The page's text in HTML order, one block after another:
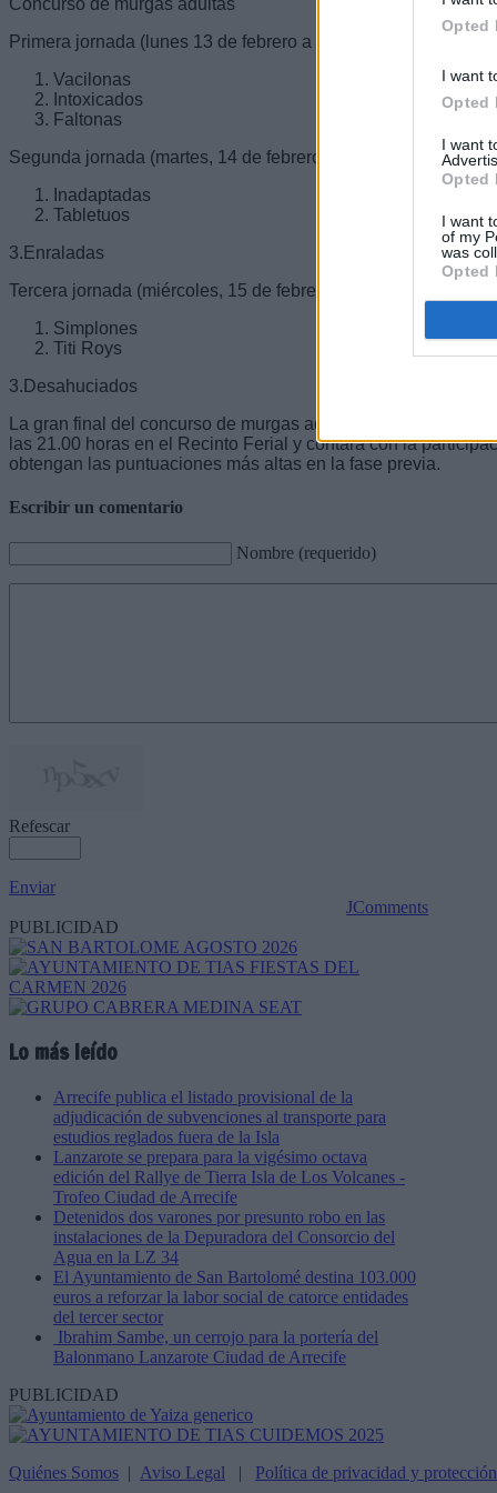
Opted
I want
Opted
I want
Opted
I want
of my
was
Opted
Concurso de murgas adultas
Primera jornada (lunes 13 de febrero a las 21:00 horas en el
Vacilonas
Intoxicados
Faltonas
Segunda jornada (martes, 14 de febrero a las 21:00 horas en
Inadaptadas
Tabletuos
3.Enraladas
Tercera jornada (miércoles, 15 de febrero a las 21:00 horas
Simplones
Titi Roys
3.Desahuciados
La gran final del concurso de murgas adultas se celebrará el
las 21.00 horas en el Recinto Ferial y contará con la
obtengan las puntuaciones más altas en la fase previa.
Escribir un comentario
Nombre (requerido)
Refescar
Enviar
JComments
PUBLICIDAD
Lo más leído
Arrecife publica el listado provisional de la
adjudicación de subvenciones al transporte para
estudios reglados fuera de la Isla
Lanzarote se prepara para la vigésimo octava
edición del Rallye de Tierra Isla de Los Volcanes -
Trofeo Ciudad de Arrecife
Detenidos dos varones por presunto robo en las
instalaciones de la Depuradora del Consorcio del
Agua en la LZ 34
El Ayuntamiento de San Bartolomé destina 103.000
euros a reforzar la labor social de catorce entidades
del tercer sector
Ibrahim Sambe, un cerrojo para la portería del
Balonmano Lanzarote Ciudad de Arrecife
PUBLICIDAD
Quiénes Somos | Aviso Legal | Política de privacidad y